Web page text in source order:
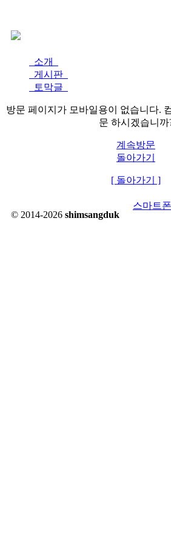
소개
게시판
토막글
방문 페이지가 모바일용이 없습니다.
문 하시겠습니까
계속방문
돌아가기
[ 돌아가기 ]
© 2014-2026 shimsangduk
스마트